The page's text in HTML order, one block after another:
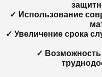
✓ Использование
✓ Увеличение срока
✓